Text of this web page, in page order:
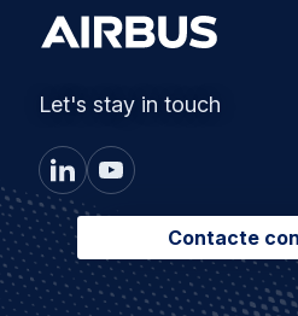
Let's stay in touch
Contacte